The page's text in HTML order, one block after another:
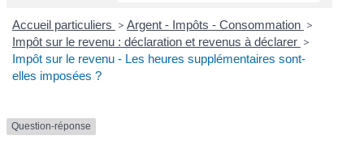
Accueil particuliers > Argent - Impôts - Consommation >
Impôt sur le revenu : déclaration et revenus à déclarer >
Impôt sur le revenu - Les heures supplémentaires sont-
elles imposées ?
Question-réponse